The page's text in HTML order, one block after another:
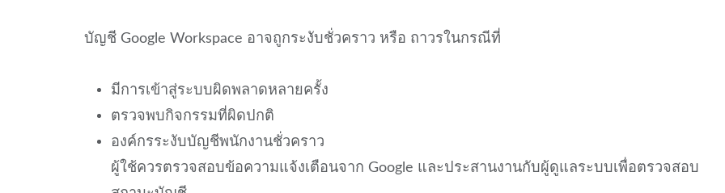
บัญชี Google Workspace อาจถูกระงับชั่วคราว หรือ ถาวรในกรณีที่
มีการเข้าสู่ระบบผิดพลาดหลายครั้ง
ตรวจพบกิจกรรมที่ผิดปกติ
องค์กรระงับบัญชีพนักงานชั่วคราว
ผู้ใช้ควรตรวจสอบข้อความแจ้งเตือนจาก Google และประสานงานกับผู้ดูแลระบบเพื่อตรวจสอบ